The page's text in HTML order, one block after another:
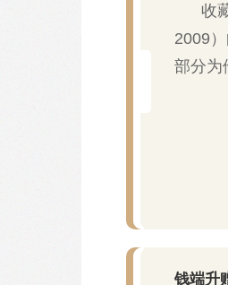
收
2009
部分为
钱端升